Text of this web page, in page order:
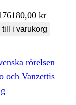
180,00kr
till i varukorg